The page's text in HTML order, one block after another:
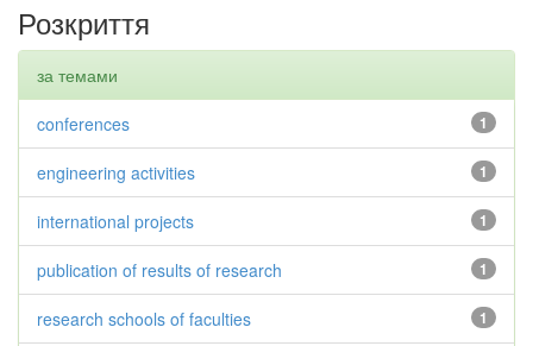
Розкриття
за темами
1
conferences
1
engineering activities
1
international projects
1
publication of results of research
1
research schools of faculties